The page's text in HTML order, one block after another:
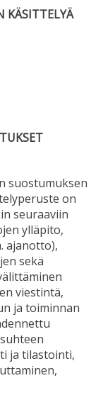
KÄSITTELYÄ
suostumuksen
on
seuraaviin
ylläpito,
ajanotto),
sekä
viestintä,
ja toiminnan
ja tilastointi,